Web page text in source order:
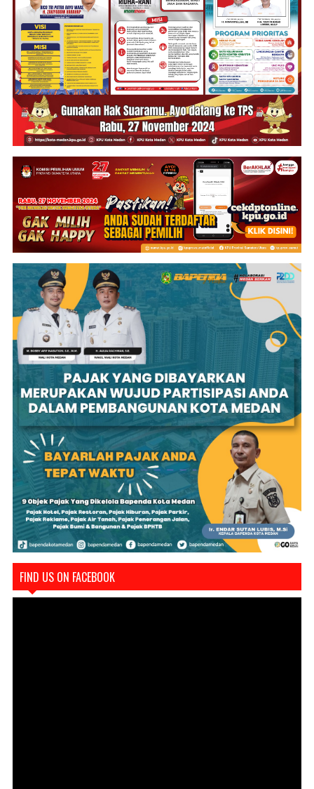
FIND US ON FACEBOOK